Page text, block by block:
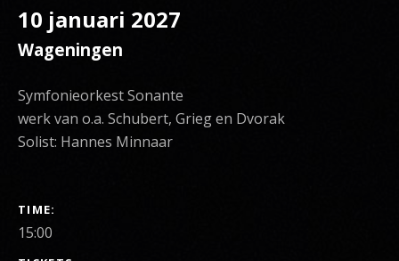
10 januari 2027
Wageningen
Symfonieorkest Sonante
werk van o.a. Schubert, Grieg en Dvorak
Solist: Hannes Minnaar
GIG DETAILS
TIME
15:00